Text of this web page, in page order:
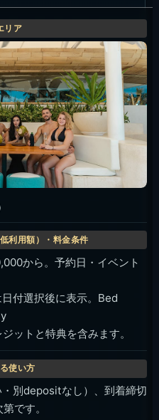
から。予約日・イベント
付選択後に表示。Bed
ットと特典を含みます。
別depositなし）、到着締切
です。